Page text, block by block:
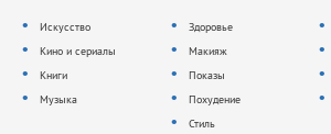
Искусство
Кино и сериалы
Книги
Музыка
Здоровье
Макияж
Показы
Похудение
Стиль